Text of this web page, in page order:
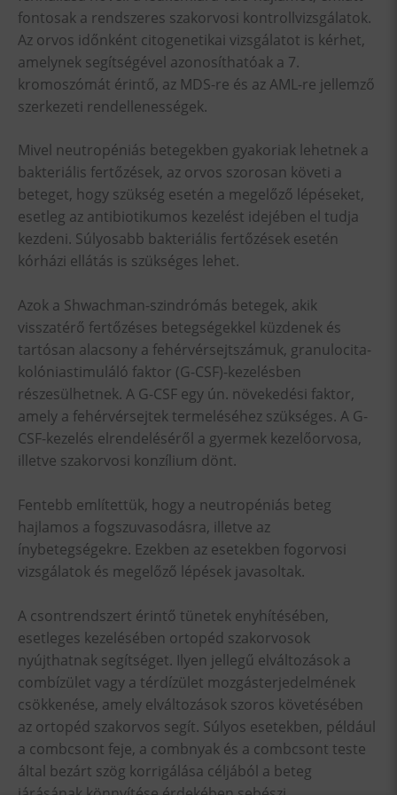
fontosak a rendszeres szakorvosi kontrollvizsgálatok.
Az orvos időnként citogenetikai vizsgálatot is kérhet,
amelynek segítségével azonosíthatóak a 7.
kromoszómát érintő, az MDS-re és az AML-re jellemző
szerkezeti rendellenességek.
Mivel neutropéniás betegekben gyakoriak lehetnek a
bakteriális fertőzések, az orvos szorosan követi a
beteget, hogy szükség esetén a megelőző lépéseket,
esetleg az antibiotikumos kezelést idejében el tudja
kezdeni. Súlyosabb bakteriális fertőzések esetén
kórházi ellátás is szükséges lehet.
Azok a Shwachman-szindrómás betegek, akik
visszatérő fertőzéses betegségekkel küzdenek és
tartósan alacsony a fehérvérsejtszámuk, granulocita-
kolóniastimuláló faktor (G-CSF)-kezelésben
részesülhetnek. A G-CSF egy ún. növekedési faktor,
amely a fehérvérsejtek termeléséhez szükséges. A G-
CSF-kezelés elrendeléséről a gyermek kezelőorvosa,
illetve szakorvosi konzílium dönt.
Fentebb említettük, hogy a neutropéniás beteg
hajlamos a fogszuvasodásra, illetve az
ínybetegségekre. Ezekben az esetekben fogorvosi
vizsgálatok és megelőző lépések javasoltak.
A csontrendszert érintő tünetek enyhítésében,
esetleges kezelésében ortopéd szakorvosok
nyújthatnak segítséget. Ilyen jellegű elváltozások a
combízület vagy a térdízület mozgásterjedelmének
csökkenése, amely elváltozások szoros követésében
az ortopéd szakorvos segít. Súlyos esetekben, például
a combcsont feje, a combnyak és a combcsont teste
által bezárt szög korrigálása céljából a beteg